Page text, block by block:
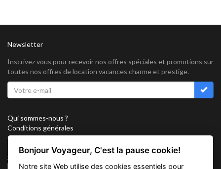
Newsletter
Inscrivez vous pour recevoir nos offres spéciales et promotions sur
toutes nos offres de location vacances charme et prestige.
Qui sommes-nous ?
Conditions générales
Confidentialité
Partenariat
Sitemap
Bonjour Voyageur, C'est la pause cookie!
Notre site Web utilise des cookies essentiels pour